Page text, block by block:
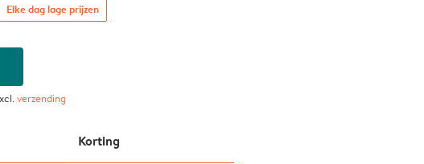
Elke dag lage prijzen
verzending
Korting